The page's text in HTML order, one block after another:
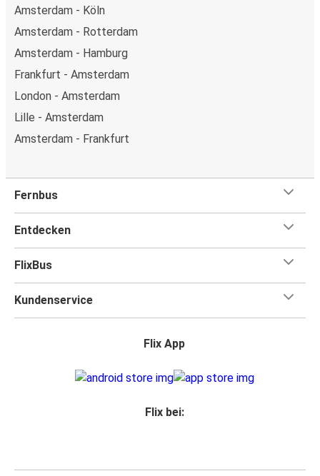
Amsterdam - Köln
Amsterdam - Rotterdam
Amsterdam - Hamburg
Frankfurt - Amsterdam
London - Amsterdam
Lille - Amsterdam
Amsterdam - Frankfurt
Fernbus
Entdecken
FlixBus
Kundenservice
Flix App
Flix bei: